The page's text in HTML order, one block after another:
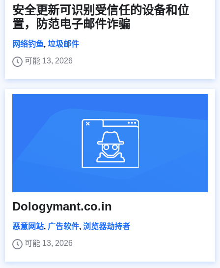
安全更新可识别受信任的设备和位
置，防范电子邮件诈骗
网络钓鱼, 垃圾邮件
可能 13, 2026
Dologymant.co.in
恶意网站, 广告软件, 浏览器劫持者
可能 13, 2026